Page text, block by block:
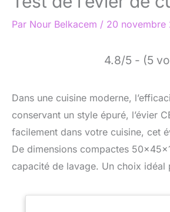
Par Nour Belkacem / 20 novembre
4.8/5 - (5
Dans une cuisine moderne,
conservant un style épuré, l’évier
facilement dans votre cuisine, cet
De dimensions compactes
capacité de lavage. Un choix